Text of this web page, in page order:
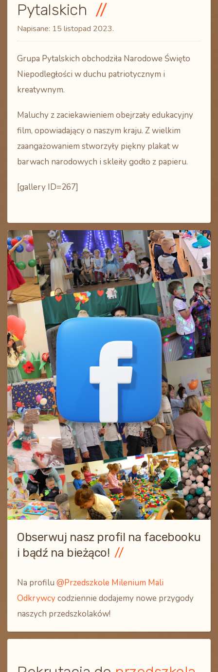
Pytalskich
Napisane: 15 listopad 2023.
Grupa Pytalskich obchodziła Narodowe Święto
Niepodległości w duchu patriotycznym i
kreatywnym.
Maluchy z zaciekawieniem obejrzały edukacyjny
film, opowiadający o naszym kraju. Z wielkim
zaangażowaniem stworzyły piękny plakat w
barwach narodowych i skleiły godło z papieru.
[gallery ID=267]
Obserwuj nasz profil na facebooku
i bądź na bieżąco!
Na profilu @Przedszkole Milenium Mali
Odkrywcycodziennie dodajemy nowe przygody
naszych przedszkolaków!